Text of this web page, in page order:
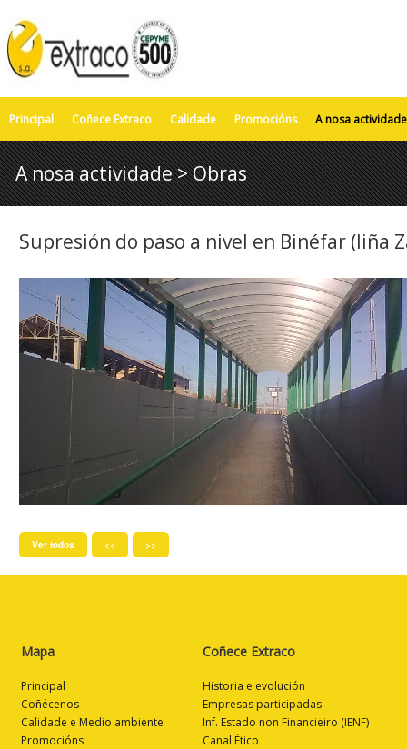
Principal Coñece Extraco Calidade Promocións A nosa actividade
A nosa actividade > Obras
Supresión do paso a nivel en Binéfar (liña
Ver todos << >>
Mapa
Principal
Coñécenos
Calidade e Medio ambiente
Promocións
Coñece Extraco
Historia e evolución
Empresas participadas
Inf. Estado non Financieiro (IENF)
Canal Ético